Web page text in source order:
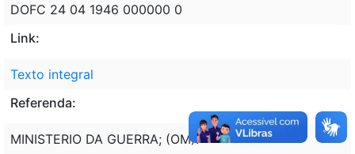
DOFC 24 04 1946 000000 0
Link:
Texto integral
Referenda:
MINISTERIO DA GUERRA; (OM).